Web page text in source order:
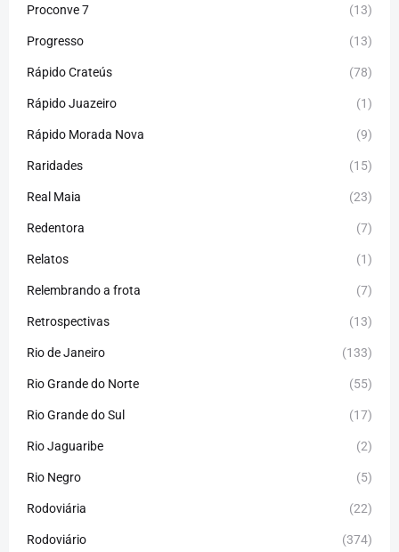
Proconve 7 (13)
Progresso (13)
Rápido Crateús (78)
Rápido Juazeiro (1)
Rápido Morada Nova (9)
Raridades (15)
Real Maia (23)
Redentora (7)
Relatos (1)
Relembrando a frota (7)
Retrospectivas (13)
Rio de Janeiro (133)
Rio Grande do Norte (55)
Rio Grande do Sul (17)
Rio Jaguaribe (2)
Rio Negro (5)
Rodoviária (22)
Rodoviário (374)